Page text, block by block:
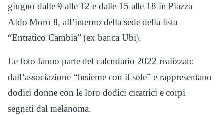
giugno dalle 9 alle 12 e dalle 15 alle 18 in Piazza
Aldo Moro 8, all’interno della sede della lista
“Entratico Cambia” (ex banca Ubi).
Le foto fanno parte del calendario 2022 realizzato
dall’associazione “Insieme con il sole” e rappresentano
dodici donne con le loro dodici cicatrici e corpi
segnati dal melanoma.